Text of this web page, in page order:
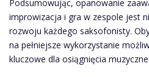
Podsumowując, opanowanie
improwizacja i gra w zespole jest
rozwoju każdego saksofonisty.
na pełniejsze wykorzystanie
kluczowe dla osiągnięcia